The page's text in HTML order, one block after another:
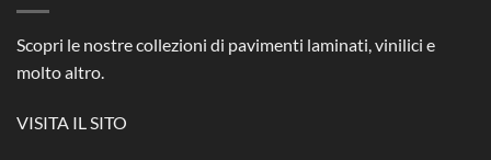
Scopri le nostre collezioni di pavimenti laminati, vinilici e
molto altro.
VISITA IL SITO